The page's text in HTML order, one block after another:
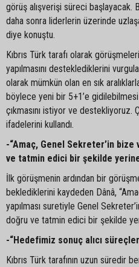
görüş alışverişi süreci başlayacak.
daha sonra liderlerin üzerinde
diye konuştu.
Kıbrıs Türk tarafı olarak
yapılmasını desteklediklerini
olarak mümkün olan en sık
böylece yeni bir 5+1’e gidilebilmesi
çıkmasını istiyor ve destekliyoruz.
ifadelerini kullandı.
-“Amaç, Genel Sekreter’in
ve tatmin edici bir şekilde
İlk görüşmenin ardından bir
beklediklerini kaydeden Dânâ,
yapılması suretiyle Genel
doğru ve tatmin edici bir şekilde
-“Hedefimiz sonuç alıcı
Kıbrıs Türk tarafının uzun süredir